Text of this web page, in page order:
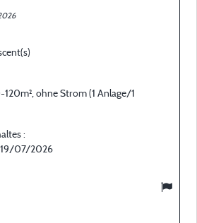
ohne Strom (1 Anlage/1
:
07/2026